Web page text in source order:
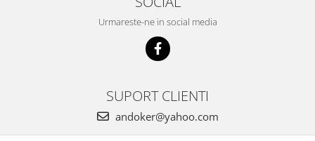
Menghine, cleme şi dispozitive de
Urmareste-ne in social media
SUPORT CLIENTI
andoker@yahoo.com